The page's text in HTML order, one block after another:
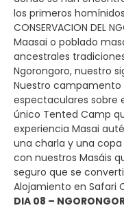
los primeros
CONSERVACION DEL
Maasai o poblado
ancestrales
Ngorongoro, nuestro
Nuestro
espectaculares sobre
único Tented Camp
experiencia Masai
una charla y una
con nuestros Masáis
seguro que se
Alojamiento en Safari
DIA 08 –